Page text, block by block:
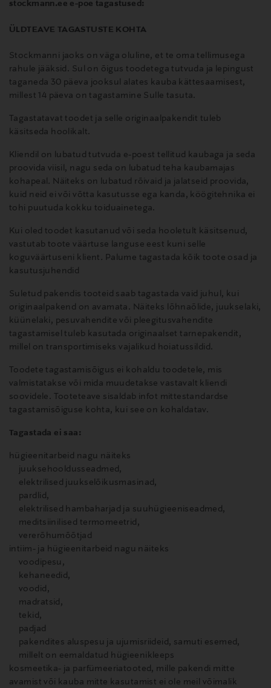
stockmann.ee e-poe tagastused:
ÜLDTEAVE TAGASTUSTE KOHTA
Stockmanni jaoks on väga oluline, et te oma tellimusega
rahule jääksid. Sul on õigus toodetega tutvuda ja lepingust
taganeda 30 päeva jooksul alates kauba kättesaamisest,
millest 14 päeva on tagastamine Sulle tasuta.
Tagastatavat toodet ja selle originaalpakendit tuleb
käsitseda hoolikalt.
Kliendil on lubatud tutvuda e-poest tellitud kaubaga ja seda
proovida viisil, nagu seda on lubatud teha kaubamajas
kohapeal. Näiteks on lubatud rõivaid ja jalatseid proovida,
kuid neid ei või võtta kasutusse ega kanda, köögitehnika ei
tohi puutuda kokku toiduainetega.
Kui oled toodet kasutanud või seda hooletult käsitsenud,
vastutab toote väärtuse languse eest kuni selle
koguväärtuseni klient. Palume tagastada kõik toote osad ja
kasutusjuhendid
Suletud pakendis tooteid saab tagastada vaid juhul, kui
originaalpakend on avamata. Näiteks lõhnaõlide, juukselaki,
küünelaki, pesuvahendite või pleegitusvahendite
tagastamisel tuleb kasutada originaalset tarnepakendit,
millel on transportimiseks vajalikud hoiatussildid.
Toodete tagastamisõigus ei kohaldu toodetele, mis
valmistatakse või mida muudetakse vastavalt kliendi
soovidele. Tooteteave sisaldab infot mittestandardse
tagastamisõiguse kohta, kui see on kohaldatav.
Tagastada ei saa:
hügieenitarbeid nagu näiteks
juuksehooldusseadmed,
elektrilised juukselõikusmasinad,
pardlid,
elektrilised hambaharjad ja suuhügieeniseadmed,
meditsiinilised termomeetrid,
vererõhumõõtjad
intiim- ja hügieenitarbeid nagu näiteks
voodipesu,
kehaneedid,
voodid,
madratsid,
tekid,
padjad
pakendites aluspesu ja ujumisriideid, samuti esemed,
millelt on eemaldatud hügieenikleeps
kosmeetika- ja parfümeeriatooted, mille pakendi mitte
avamist või kauba mitte kasutamist ei ole meil võimalik